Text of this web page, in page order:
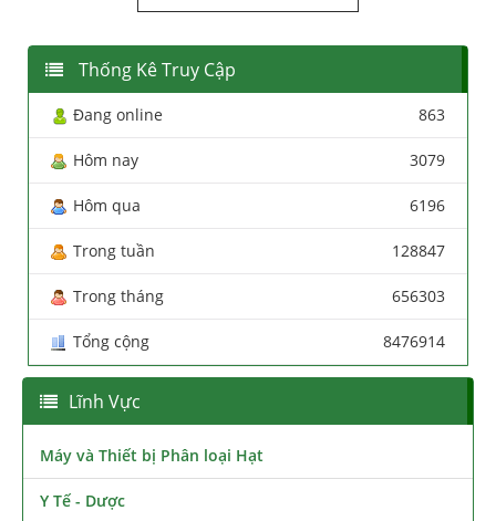
Thống Kê Truy Cập
Đang online 863
Hôm nay 3079
Hôm qua 6196
Trong tuần 128847
Trong tháng 656303
Tổng cộng 8476914
Lĩnh Vực
Máy và Thiết bị Phân loại Hạt
Y Tế - Dược